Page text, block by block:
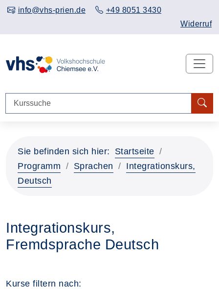
info@vhs-prien.de
+49 8051 3430
Widerruf
Sie befinden sich hier:
Startseite
Programm
Sprachen
Integrationskurs,
Deutsch
Integrationskurs,
Fremdsprache Deutsch
Kurse filtern nach: